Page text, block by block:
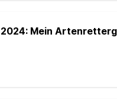
2024: Mein